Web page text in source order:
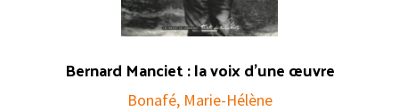
Bernard Manciet : la voix d’une œuvre
Bonafé, Marie-Hélène